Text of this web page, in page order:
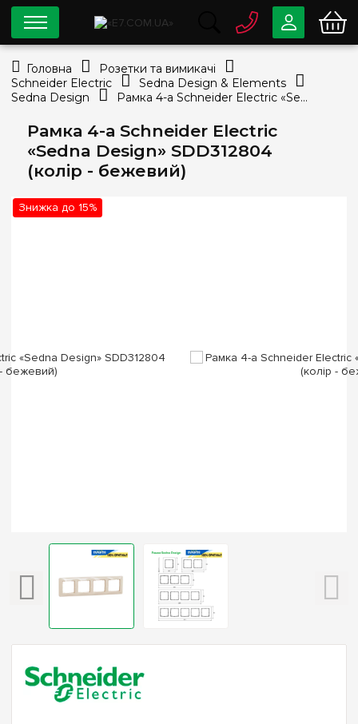
Рамка 4-а Schneider Electric
«Sedna Design» SDD312804
(колір - бежевий)
Знижка до 15%
0 80033-63-07
info@e7.com.ua
044 334-79-78
Viber Telegram
Головна
Розетки та вимикачі
Schneider Electric
Sedna Design & Elements
Sedna Design
Рамка 4-а Schneider Electric «Sedna Design» SDD312804 (колір - бежевий)